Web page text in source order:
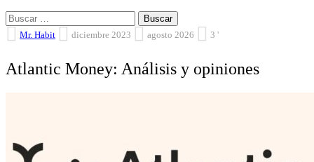
Buscar:
Mr. Habit diciembre 2023 agosto 2026 3 '
Atlantic Money: Análisis y opiniones